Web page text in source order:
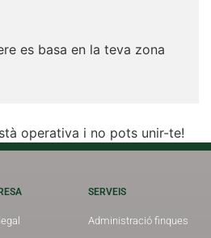
es basa en la teva zona
operativa i no pots unir-te!
SERVEIS
Administració finques